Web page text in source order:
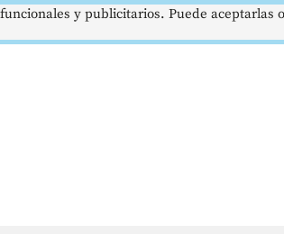
y publicitarios. Puede aceptarlas